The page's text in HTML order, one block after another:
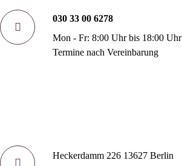
030 33 00 6278
Mon - Fr: 8:00 Uhr bis 18:00 Uhr
Termine nach Vereinbarung
Heckerdamm 226 13627 Berlin